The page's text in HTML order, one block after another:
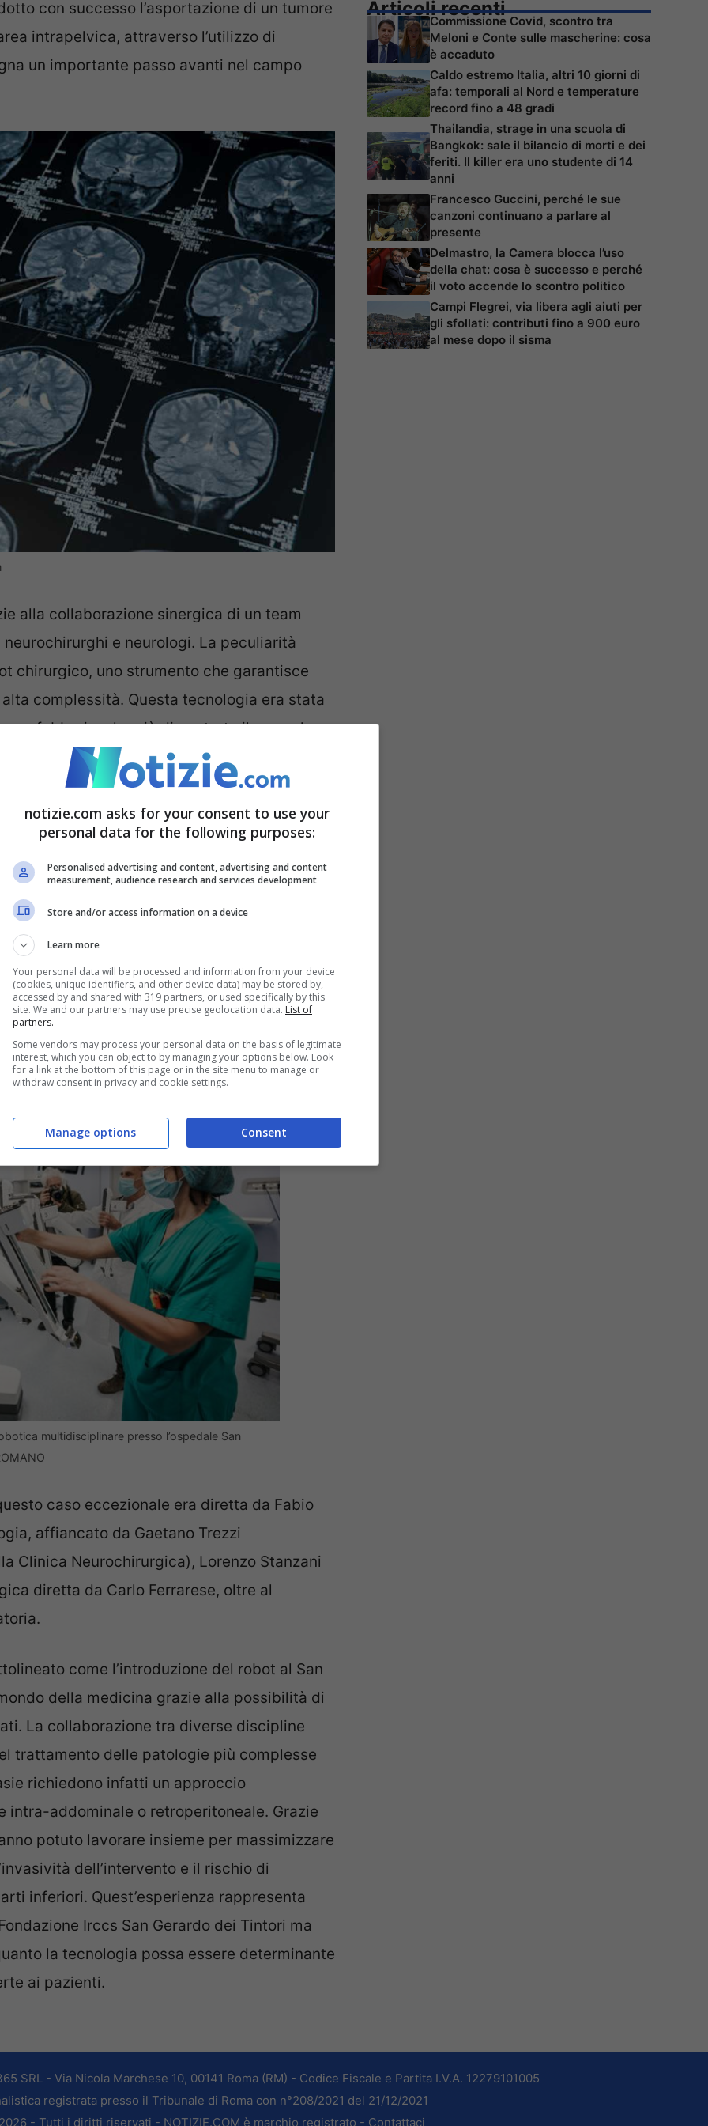
con successo l’asportazione di un tumore
intrapelvica, attraverso l’utilizzo di
un importante passo avanti nel campo
alla collaborazione sinergica di un team
e neurologi. La peculiarità
chirurgico, uno strumento che garantisce
complessità. Questa tecnologia era stata
febbraio e ha già dimostrato il suo valore
i dettagli sull’intervento
donna di 65 anni che ha beneficiato della
dal robot. Il monitoraggio continuo
ha permesso una mappatura dettagliata
così la scelta da parte dell’équipe
sicura del neurinoma. La donna è stata
in ottimo stato di salute.
multidisciplinare presso l’ospedale San
caso eccezionale era diretta da Fabio
affiancato da Gaetano Trezzi
Clinica Neurochirurgica), Lorenzo Stanzani
diretta da Carlo Ferrarese, oltre al
come l’introduzione del robot al San
della medicina grazie alla possibilità di
La collaborazione tra diverse discipline
trattamento delle patologie più complesse
richiedono infatti un approccio
addominale o retroperitoneale. Grazie
potuto lavorare insieme per massimizzare
dell’intervento e il rischio di
inferiori. Quest’esperienza rappresenta
Irccs San Gerardo dei Tintori ma
la tecnologia possa essere determinante
ai pazienti.
Articoli recenti
Commissione Covid, scontro tra
Meloni e Conte sulle mascherine: cosa
è accaduto
Caldo estremo Italia, altri 10 giorni di
afa: temporali al Nord e temperature
record fino a 48 gradi
Thailandia, strage in una scuola di
Bangkok: sale il bilancio di morti e dei
feriti. Il killer era uno studente di 14
anni
Francesco Guccini, perché le sue
canzoni continuano a parlare al
presente
Delmastro, la Camera blocca l’uso
della chat: cosa è successo e perché
il voto accende lo scontro politico
Campi Flegrei, via libera agli aiuti per
gli sfollati: contributi fino a 900 euro
al mese dopo il sisma
SRL - Via Nicola Marchese 10, 00141 Roma (RM) - Codice Fiscale e Partita I.V.A. 12279101005
registrata presso il Tribunale di Roma con n°208/2021 del 21/12/2021
- Tutti i diritti riservati - NOTIZIE.COM è marchio registrato - Contattaci
notizie.com asks for your consent to use your
personal data for the following purposes:
Personalised advertising and content, advertising and content
measurement, audience research and services development
Store and/or access information on a device
Learn more
Your personal data will be processed and information from your device
(cookies, unique identifiers, and other device data) may be stored by,
accessed by and shared with 319 partners, or used specifically by this
site. We and our partners may use precise geolocation data. List of
partners.
Some vendors may process your personal data on the basis of legitimate
interest, which you can object to by managing your options below. Look
for a link at the bottom of this page or in the site menu to manage or
withdraw consent in privacy and cookie settings.
Consent
Manage options